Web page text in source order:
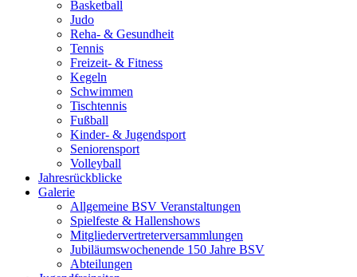
Basketball
Judo
Reha- & Gesundheit
Tennis
Freizeit- & Fitness
Kegeln
Schwimmen
Tischtennis
Fußball
Kinder- & Jugendsport
Seniorensport
Volleyball
Jahresrückblicke
Galerie
Allgemeine BSV Veranstaltungen
Spielfeste & Hallenshows
Mitgliedervertreterversammlungen
Jubiläumswochenende 150 Jahre BSV
Abteilungen